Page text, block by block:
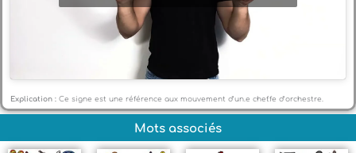
Explication : Ce signe est une référence aux mouvement d’un.e chef.fe d’orchestre.
Mots associés